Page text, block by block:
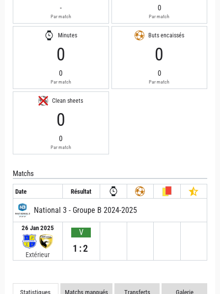
-
Par match
0
Par match
Minutes
0
0
Par match
Buts encaissés
0
0
Par match
Clean sheets
0
0
Par match
Matchs
Date Résultat
National 3 - Groupe B 2024-2025
26 Jan 2025
Extérieur
V
1:2
Statistiques Matchs manqués Transferts Galerie